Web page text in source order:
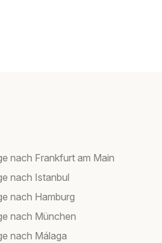
nach Frankfurt am Main
nach Istanbul
nach Hamburg
nach München
nach Málaga